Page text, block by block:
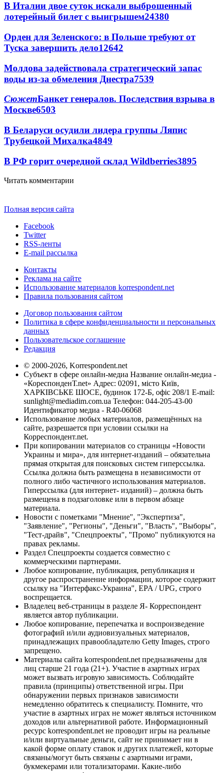
В Италии двое суток искали выброшенный
лотерейный билет с выигрышем24380
Орден для Зеленского: в Польше требуют от
Туска завершить дело12642
Молдова задействовала стратегический запас
воды из-за обмеления Днестра7539
СюжетБанкет генералов. Последствия взрыва в
Москве6503
В Беларуси осудили лидера группы Ляпис
Трубецкой Михалка4849
В РФ горит очередной склад Wildberries3895
Читать комментарии
Полная версия сайта
Facebook
Twitter
RSS-ленты
E-mail рассылка
Контакты
Реклама на сайте
Использование материалов korrespondent.net
Правила пользования сайтом
Договор пользования сайтом
Политика в сфере конфиденциальности и персональных
данных
Пользовательское соглашение
Редакция
© 2000-2026, Korrespondent.net
Субъект в сфере онлайн-медиа Название онлайн-медиа -
«КореспонденТ.net» Адрес: 02091, місто Київ,
ХАРКІВСЬКЕ ШОСЕ, будинок 172-Б, офіс 208/1 E-mail:
sunlight@mediadim.com.ua Телефон: 044-205-43-00
Идентификатор медиа - R40-06068
Использование любых материалов, размещённых на
сайте, разрешается при условии ссылки на
Корреспондент.net.
При копировании материалов со страницы «Новости
Украины и мира», для интернет-изданий – обязательна
прямая открытая для поисковых систем гиперссылка.
Ссылка должна быть размещена в независимости от
полного либо частичного использования материалов.
Гиперссылка (для интернет- изданий) – должна быть
размещена в подзаголовке или в первом абзаце
материала.
Новости с пометками "Мнение", "Экспертиза",
"Заявление", "Регионы", "Деньги", "Власть", "Выборы",
"Тест-драйв", "Спецпроекты", "Промо" публикуются на
правах рекламы.
Раздел Спецпроекты создается совместно с
коммерческими партнерами.
Любое копирование, публикация, републикация и
другое распространение информации, которое содержит
ссылку на "Интерфакс-Украина", EPA / UPG, строго
воспрещается.
Владелец веб-страницы в разделе Я- Корреспондент
является автор публикации.
Любое копирование, перепечатка и воспроизведение
фотографий и/или аудиовизуальных материалов,
принадлежащих правообладателю Getty Images, строго
запрещено.
Материалы сайта korrespondent.net предназначены для
лиц старше 21 года (21+). Участие в азартных играх
может вызвать игровую зависимость. Соблюдайте
правила (принципы) ответственной игры. При
обнаружении первых признаков зависимости
немедленно обратитесь к специалисту. Помните, что
участие в азартных играх не может являться источником
доходов или альтернативой работе. Информационный
ресурс korrespondent.net не проводит игры на реальные
и/или виртуальные деньги, сайт не принимает ни в
какой форме оплату ставок и других платежей, которые
связаны/могут быть связаны с азартными играми,
букмекерами или тотализаторами. Какие-либо